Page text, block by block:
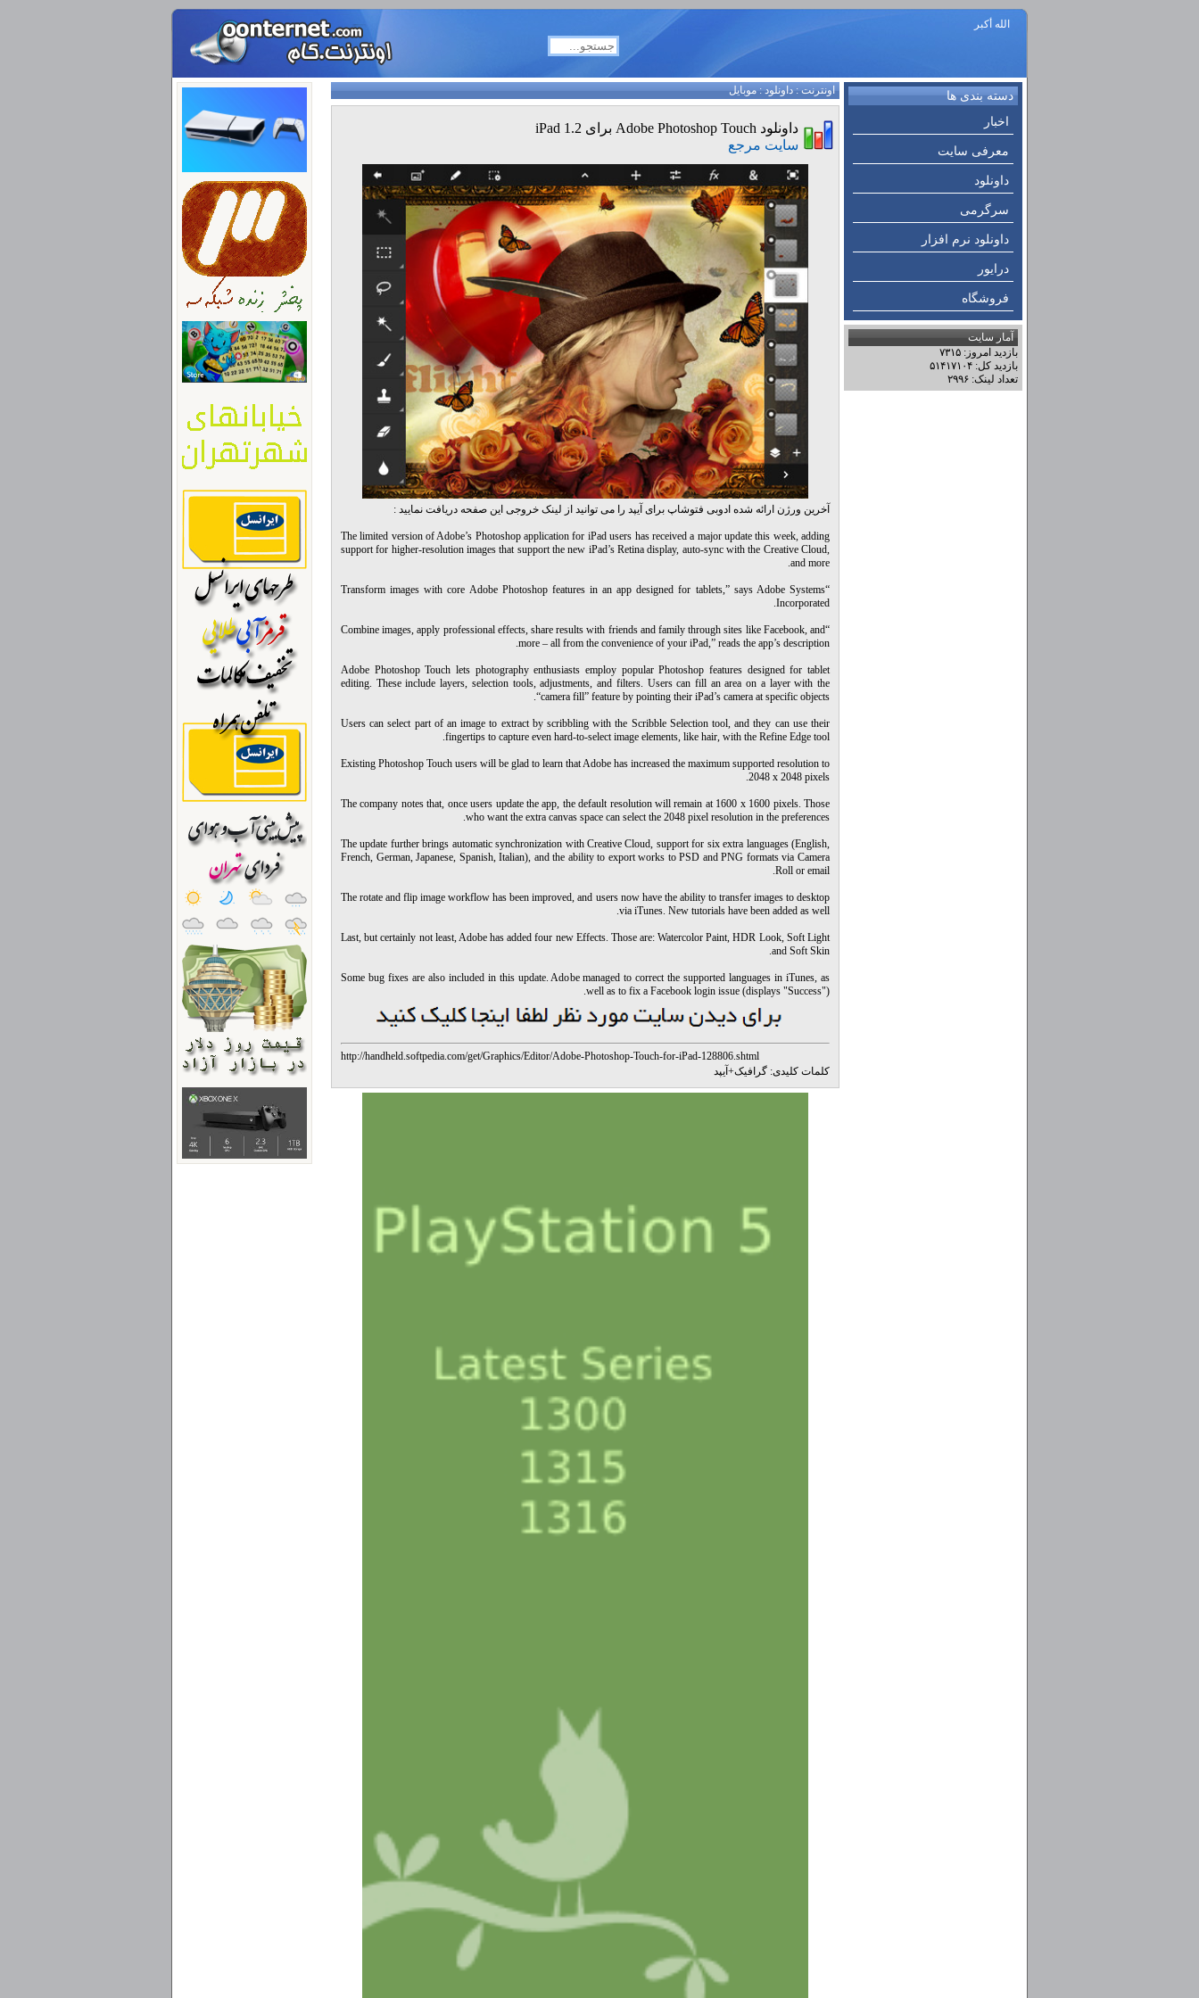
الله أكبر
دسته بندی ها
اخبار
معرفی سایت
داونلود
سرگرمی
داونلود نرم افزار
درایور
فروشگاه
آمار سایت
بازدید امروز: ۷۳۱۵
بازدید کل: ۵۱۴۱۷۱۰۴
تعداد لینک: ۲۹۹۶
اونترنت:داونلود:موبایل
داونلود Adobe Photoshop Touch برای iPad 1.2
سایت مرجع
آخرین ورژن ارائه شده ادوبی فتوشاپ برای آیپد را می توانید از لینک خروجی این صفحه دریافت نمایید :
The limited version of Adobe’s Photoshop application for iPad users has received a major update this week, adding
support for higher-resolution images that support the new iPad’s Retina display, auto-sync with the Creative Cloud,
and more.
“Transform images with core Adobe Photoshop features in an app designed for tablets,” says Adobe Systems
Incorporated.
“Combine images, apply professional effects, share results with friends and family through sites like Facebook, and
more – all from the convenience of your iPad,” reads the app’s description.
Adobe Photoshop Touch lets photography enthusiasts employ popular Photoshop features designed for tablet
editing. These include layers, selection tools, adjustments, and filters. Users can fill an area on a layer with the
“camera fill” feature by pointing their iPad’s camera at specific objects.
Users can select part of an image to extract by scribbling with the Scribble Selection tool, and they can use their
fingertips to capture even hard-to-select image elements, like hair, with the Refine Edge tool.
Existing Photoshop Touch users will be glad to learn that Adobe has increased the maximum supported resolution to
2048 x 2048 pixels.
The company notes that, once users update the app, the default resolution will remain at 1600 x 1600 pixels. Those
who want the extra canvas space can select the 2048 pixel resolution in the preferences.
The update further brings automatic synchronization with Creative Cloud, support for six extra languages (English,
French, German, Japanese, Spanish, Italian), and the ability to export works to PSD and PNG formats via Camera
Roll or email.
The rotate and flip image workflow has been improved, and users now have the ability to transfer images to desktop
via iTunes. New tutorials have been added as well.
Last, but certainly not least, Adobe has added four new Effects. Those are: Watercolor Paint, HDR Look, Soft Light
and Soft Skin.
Some bug fixes are also included in this update. Adobe managed to correct the supported languages in iTunes, as
well as to fix a Facebook login issue (displays "Success").
http://handheld.softpedia.com/get/Graphics/Editor/Adobe-Photoshop-Touch-for-iPad-128806.shtml
کلمات کلیدی: گرافیک+آیپد